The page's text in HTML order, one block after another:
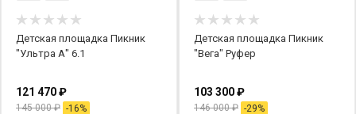
Детская площадка Пикник
"Ультра А" 6.1
121 470₽
145 000₽ -16%
Детская площадка Пикник
"Вега" Руфер
103 300₽
146 000₽ -29%